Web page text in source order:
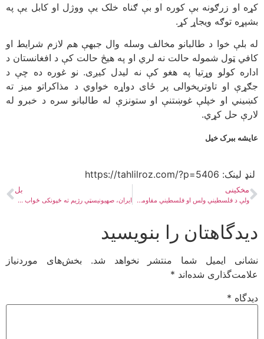
کړه او زرګونه بې کوره او بې ګناه خلک یې ووژل او کابل یې په
بشپړه توګه ویجاړ کړ.
له بلې خوا د طالبانو مخالف وسله وال جبهې هم لازم شرایط او
کافي ټول شموله حالت نه لري او په هیڅ حالت کې د افغانستان د
اداره کولو وړتیا په هغو کې نه لیدل کیږی. نو غوره ده چې د
جګړې او تاوتریخوالی پر ځای دواړه خواوي د مذاکراتو میز ته
کښیني او خپلې غوښتنې او ستونزې له طالبانو سره د خبرو له
لارې حل کړي.
عایشه ببرک خیل
لنډ لینک:​ https://tahlilroz.com/?p=5406
مخکینی
ولې د فلسطیني ولس او فلسطیني مقاومت څخه د طالبانو ملاتړ مهم دی؟
بل
ایران، صهیونیسټي رژیم ته ځپونکی ځواب ورکړ؛ زموږ مسئولیت څه دی؟
دیدگاهتان را بنویسید
نشانی ایمیل شما منتشر نخواهد شد.
بخش‌های موردنیاز
علامت‌گذاری شده‌اند *
دیدگاه *